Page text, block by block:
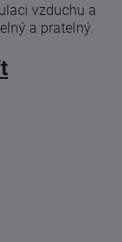
vzduchu a
a pratelný.